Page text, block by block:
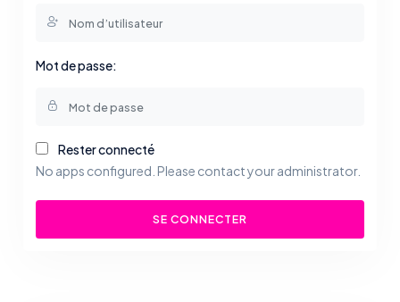
Mot de passe:
Rester connecté
No apps configured. Please contact your administrator.
SE CONNECTER